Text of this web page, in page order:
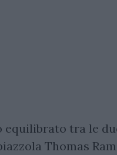
equilibrato tra le
Thomas